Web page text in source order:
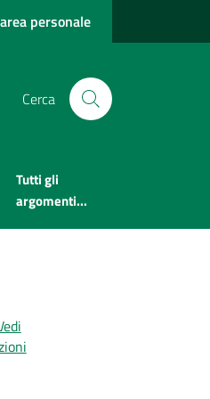
personale
Cerca
Tutti gli
argomenti...